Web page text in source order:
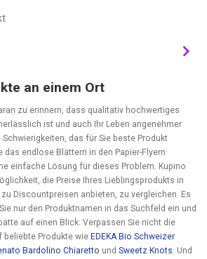
an einem Ort
zu erinnern, dass qualitativ hochwertiges
ist und auch Ihr Leben angenehmer
Schwierigkeiten, das für Sie beste Produkt
das endlose Blättern in den Papier-Flyern
einfache Lösung für dieses Problem. Kupino
die Preise Ihres Lieblingsprodukts in
Discountpreisen anbieten, zu vergleichen. Es
nur den Produktnamen in das Suchfeld ein und
auf einen Blick. Verpassen Sie nicht die
beliebte Produkte wie EDEKA Bio Schweizer
Bardolino Chiaretto und Sweetz Knots. Und